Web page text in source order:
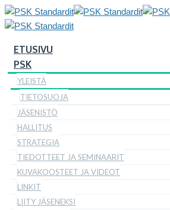
ETUSIVU
PSK
YLEISTÄ
TIETOSUOJA
JÄSENISTÖ
HALLITUS
STRATEGIA
TIEDOTTEET JA SEMINAARIT
KUVAKOOSTEET JA VIDEOT
LINKIT
LIITY JÄSENEKSI